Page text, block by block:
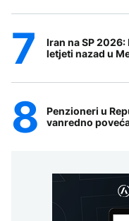
Iran na SP
letjeti nazad u
Penzioneri u
vanredno